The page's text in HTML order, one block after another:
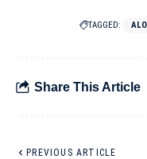
TAGGED:
Share This Article
PREVIOUS ARTICLE